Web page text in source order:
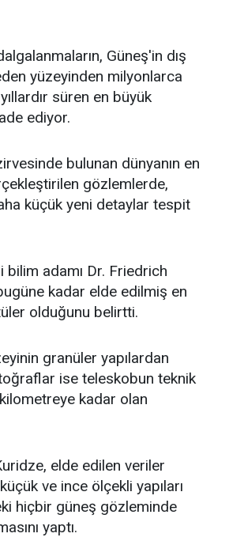
Güneş'in dış
yüzeyinden milyonlarca
süren en büyük
ediyor.
bulunan dünyanın en
gözlemlerde,
küçük yeni detaylar tespit
bilim adamı Dr. Friedrich
kadar elde edilmiş en
olduğunu belirtti.
granüler yapılardan
ise teleskobun teknik
kadar olan
elde edilen veriler
ve ince ölçekli yapıları
hiçbir güneş gözleminde
yaptı.